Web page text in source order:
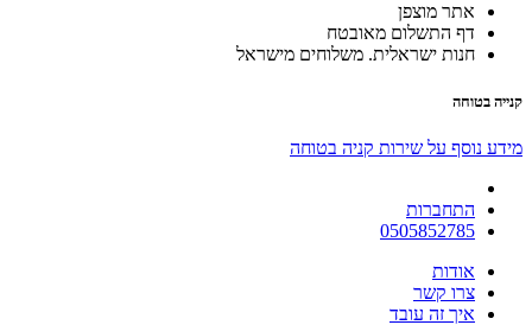
אתר מוצפן
דף התשלום מאובטח
חנות ישראלית. משלוחים מישראל
קנייה בטוחה
מידע נוסף על שירות קניה בטוחה
התחברות
0505852785
אודות
צרו קשר
איך זה עובד